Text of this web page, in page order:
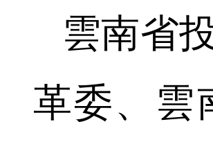
雲南省
革委、雲